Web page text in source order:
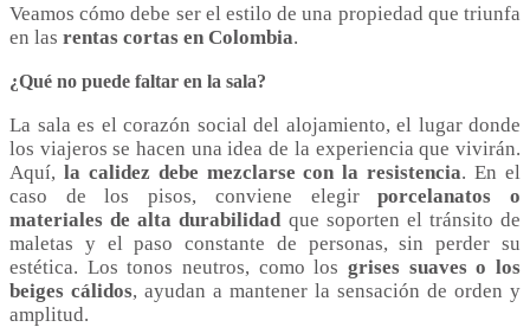
Veamos cómo debe ser el estilo de una propiedad que triunfa
en las rentas cortas en Colombia.
¿Qué no puede faltar en la sala?
La sala es el corazón social del alojamiento, el lugar donde
los viajeros se hacen una idea de la experiencia que vivirán.
Aquí, la calidez debe mezclarse con la resistencia. En el
caso de los pisos, conviene elegirporcelanatos o
materiales de alta durabilidadque soporten el tránsito de
maletas y el paso constante de personas, sin perder su
estética. Los tonos neutros, como los grises suaves o los
beiges cálidos, ayudan a mantener la sensación de orden y
amplitud.